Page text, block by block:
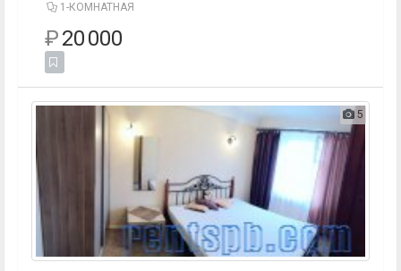
1-КОМНАТНАЯ
₽20 000
5